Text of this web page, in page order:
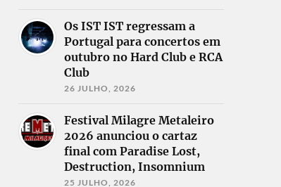
Os IST IST regressam a
Portugal para concertos em
outubro no Hard Club e RCA
Club
26 JULHO, 2026
Festival Milagre Metaleiro
2026 anunciou o cartaz
final com Paradise Lost,
Destruction, Insomnium
25 JULHO, 2026